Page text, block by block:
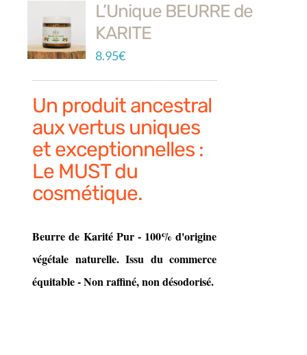
L’Unique BEURRE de
KARITE
8.95€
Un produit ancestral
aux vertus uniques
et exceptionnelles :
Le MUST du
cosmétique.
Beurre de Karité Pur - 100% d'origine
végétale naturelle.Issu du commerce
équitable -Non raffiné, non désodorisé.